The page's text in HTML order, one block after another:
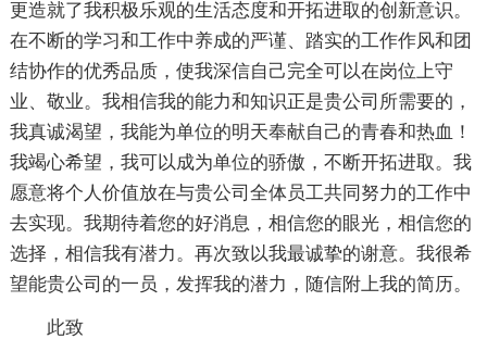
更造就了我积极乐观的生活态度和开拓进取的创新意识。
在不断的学习和工作中养成的严谨、踏实的工作作风和团
结协作的优秀品质，使我深信自己完全可以在岗位上守
业、敬业。我相信我的能力和知识正是贵公司所需要的，
我真诚渴望，我能为单位的明天奉献自己的青春和热血！
我竭心希望，我可以成为单位的骄傲，不断开拓进取。我
愿意将个人价值放在与贵公司全体员工共同努力的工作中
去实现。我期待着您的好消息，相信您的眼光，相信您的
选择，相信我有潜力。再次致以我最诚挚的谢意。我很希
望能贵公司的一员，发挥我的潜力，随信附上我的简历。
此致